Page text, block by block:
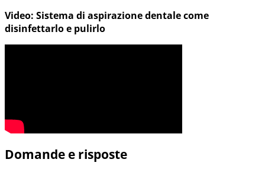
Video: Sistema di aspirazione dentale come
disinfettarlo e pulirlo
Domande e risposte